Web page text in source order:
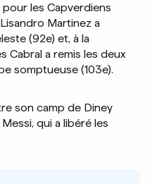
les Capverdiens
Martinez a
(92e) et, à la
Cabral a remis les deux
somptueuse (103e).
son camp de Diney
qui a libéré les